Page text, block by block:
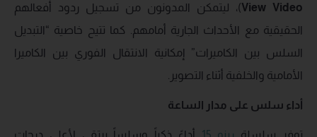
View Video)، ليتمكن المدونون من تسجيل ردود أفعالهم
الحقيقية مع الأحداث الجارية أمامهم. كما تتيح خاصية “التبديل
السلس بين الكاميرات” إمكانية الانتقال الفوري بين الكاميرا
الأمامية والخلفية أثناء التصوير.
أداء سلس على مدار الساعة